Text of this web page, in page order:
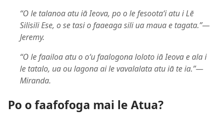
“O le talanoa atu iā Ieova, po o le fesootaʻi atu i Lē
Silisili Ese, o se tasi o faaeaga sili ua maua e tagata.”​—
Jeremy.
“O le faailoa atu o oʻu faalogona loloto iā Ieova e ala i
le tatalo, ua ou lagona ai le vavalalata atu iā te ia.”​—
Miranda.
Po o faafofoga mai le Atua?